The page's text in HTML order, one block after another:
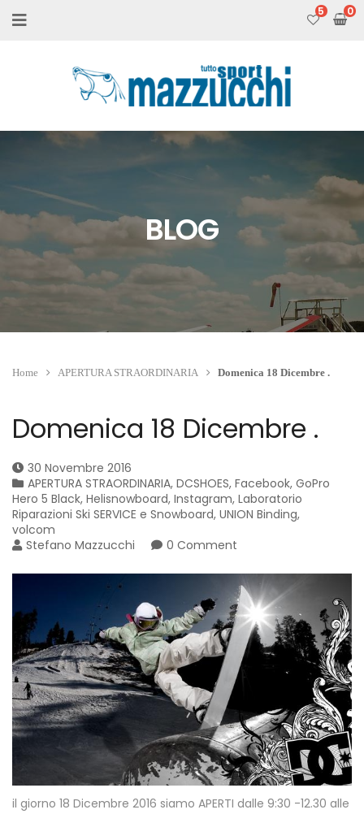
5
BLOG
Home APERTURA STRAORDINARIA Domenica 18 Dicembre .
Domenica 18 Dicembre .
30 Novembre 2016
APERTURA STRAORDINARIA, DCSHOES, Facebook, GoPro
Hero 5 Black, Helisnowboard, Instagram, Laboratorio
Riparazioni Ski SERVICE e Snowboard, UNION Binding,
volcom
Stefano Mazzucchi
0 Comment
il giorno 18 Dicembre 2016 siamo APERTI dalle 9:30 -12.30 alle